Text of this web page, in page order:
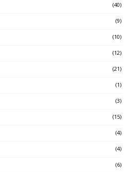
(40)
(9)
(10)
(12)
(21)
(1)
(3)
(15)
(4)
(4)
(6)